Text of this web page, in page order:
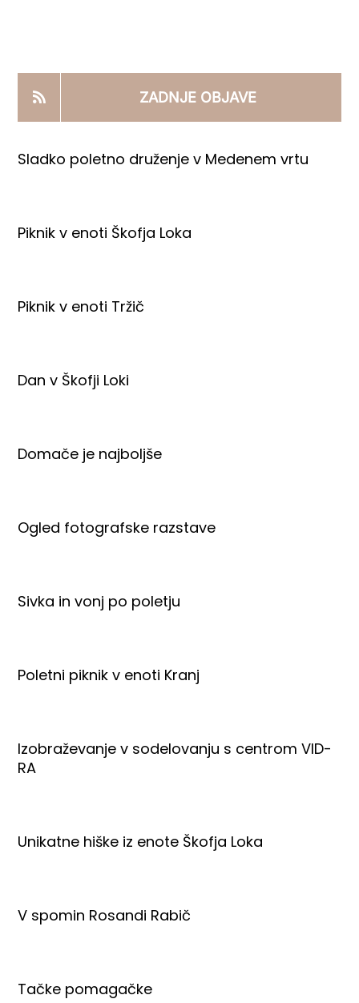
PRODAJNI IZDELKI
AKTUALNO
ZADNJE OBJAVE
Sladko poletno druženje v Medenem vrtu
Piknik v enoti Škofja Loka
Piknik v enoti Tržič
Dan v Škofji Loki
Domače je najboljše
Ogled fotografske razstave
Sivka in vonj po poletju
Poletni piknik v enoti Kranj
Izobraževanje v sodelovanju s centrom VID-
RA
Unikatne hiške iz enote Škofja Loka
V spomin Rosandi Rabič
Tačke pomagačke